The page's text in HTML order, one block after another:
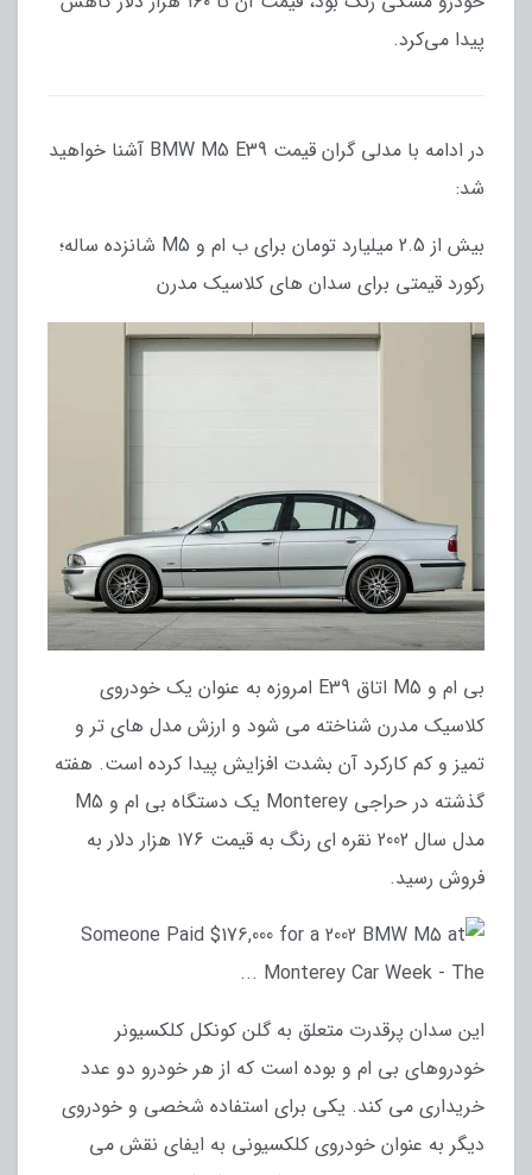
پیدا می‌کرد.
در ادامه با مدلی گران قیمت BMW M5 E39 آشنا خواهید
شد:
بیش از 2.5 میلیارد تومان برای ب ام و M5 شانزده ساله؛
رکورد قیمتی برای سدان های کلاسیک مدرن
بی ام و M5 اتاق E39 امروزه به عنوان یک خودروی
کلاسیک مدرن شناخته می شود و ارزش مدل های تر و
تمیز و کم کارکرد آن بشدت افزایش پیدا کرده است. هفته
گذشته در حراجی Monterey یک دستگاه بی ام و M5
مدل سال 2002 نقره ای رنگ به قیمت 176 هزار دلار به
فروش رسید.
این سدان پرقدرت متعلق به گلن کونکل کلکسیونر
خودروهای بی ام و بوده است که از هر خودرو دو عدد
خریداری می کند. یکی برای استفاده شخصی و خودروی
دیگر به عنوان خودروی کلکسیونی به ایفای نقش می